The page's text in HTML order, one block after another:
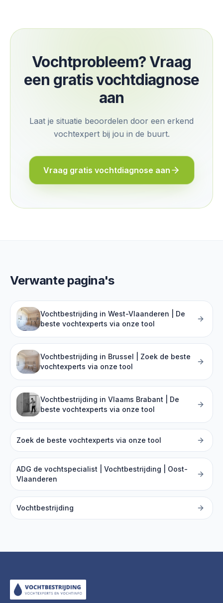
Vochtprobleem? Vraag
een gratis vochtdiagnose
aan
Laat je situatie beoordelen door een erkend
vochtexpert bij jou in de buurt.
Vraag gratis vochtdiagnose aan
Verwante pagina's
Vochtbestrijding in West-Vlaanderen | De
beste vochtexperts via onze tool
Vochtbestrijding in Brussel | Zoek de beste
vochtexperts via onze tool
Vochtbestrijding in Vlaams Brabant | De
beste vochtexperts via onze tool
Zoek de beste vochtexperts via onze tool
ADG de vochtspecialist | Vochtbestrijding | Oost-
Vlaanderen
Vochtbestrijding